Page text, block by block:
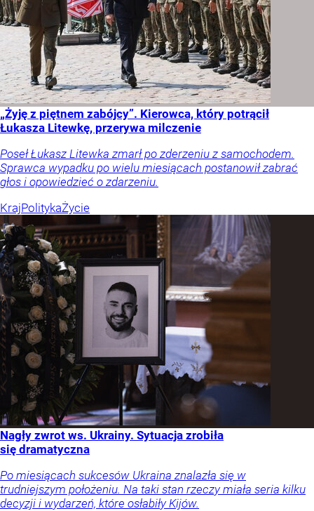
„Żyję z piętnem zabójcy”. Kierowca, który potrącił
Łukasza Litewkę, przerywa milczenie
Poseł Łukasz Litewka zmarł po zderzeniu z samochodem.
Sprawca wypadku po wielu miesiącach postanowił zabrać
głos i opowiedzieć o zdarzeniu.
KrajPolitykaŻycie
Nagły zwrot ws. Ukrainy. Sytuacja zrobiła
się dramatyczna
Po miesiącach sukcesów Ukraina znalazła się w
trudniejszym położeniu. Na taki stan rzeczy miała seria kilku
decyzji i wydarzeń, które osłabiły Kijów.